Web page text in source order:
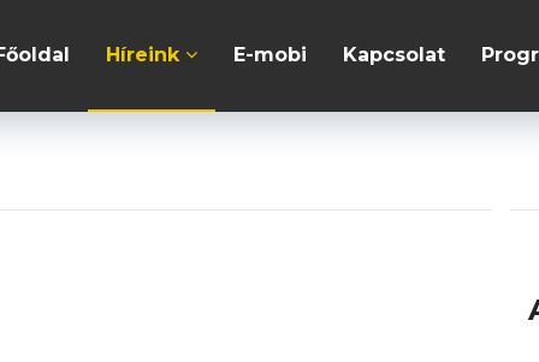
Híreink E-mobi Kapcsolat